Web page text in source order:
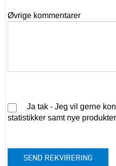
Øvrige kommentarer
Ja tak - Jeg vil gerne
statistikker samt nye